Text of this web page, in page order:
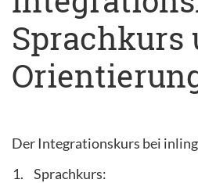
Sprachkurs
Der Integrationskurs bei
Sprachkurs: